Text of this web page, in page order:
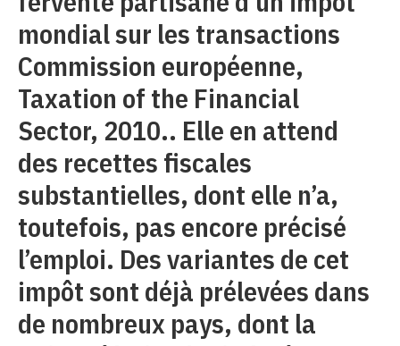
mondial sur les transactions
Commission européenne,
Taxation of the Financial
Sector, 2010.. Elle en attend
des recettes fiscales
substantielles, dont elle n’a,
toutefois, pas encore précisé
l’emploi. Des variantes de cet
impôt sont déjà prélevées dans
de nombreux pays, dont la